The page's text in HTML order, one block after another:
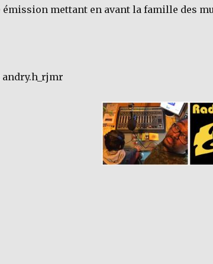
émission mettant en avant la famille des